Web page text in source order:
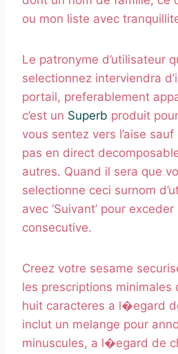
ou mon liste avec
Le patronyme d’utilisateur
selectionnez interviendra
portail, preferablement
c’est un Superb produit
vous sentez vers l’aise
pas en direct
autres. Quand il sera que
selectionne ceci surnom
avec ‘Suivant’ pour exceder
consecutive.
Creez votre sesame
les prescriptions minimales
huit caracteres a l�egard
inclut un melange pour
minuscules, a l�egard de